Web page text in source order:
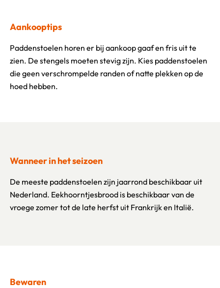
Aankooptips
Paddenstoelen horen er bij aankoop gaaf en fris uit te
zien. De stengels moeten stevig zijn. Kies paddenstoelen
die geen verschrompelde randen of natte plekken op de
hoed hebben.
Wanneer in het seizoen
De meeste paddenstoelen zijn jaarrond beschikbaar uit
Nederland. Eekhoorntjesbrood is beschikbaar van de
vroege zomer tot de late herfst uit Frankrijk en Italië.
Bewaren